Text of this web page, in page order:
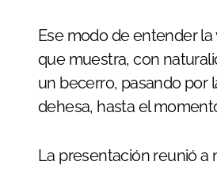
Ese modo de entender
que muestra, con
un becerro, pasando por
dehesa, hasta el
La presentación reunió a